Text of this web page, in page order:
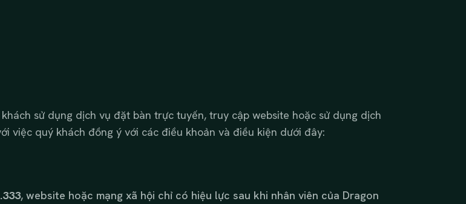
sử dụng dịch vụ đặt bàn trực tuyến, truy cập website hoặc sử dụng dịch
việc quý khách đồng ý với các điều khoản và điều kiện dưới đây:
, website hoặc mạng xã hội chỉ có hiệu lực sau khi nhân viên của Dragon